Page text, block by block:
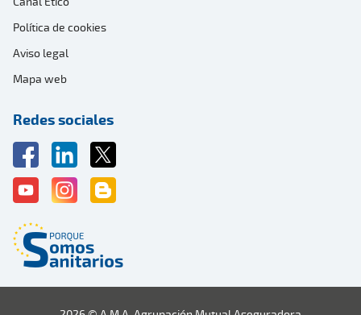
Política de cookies
Aviso legal
Mapa web
Redes sociales